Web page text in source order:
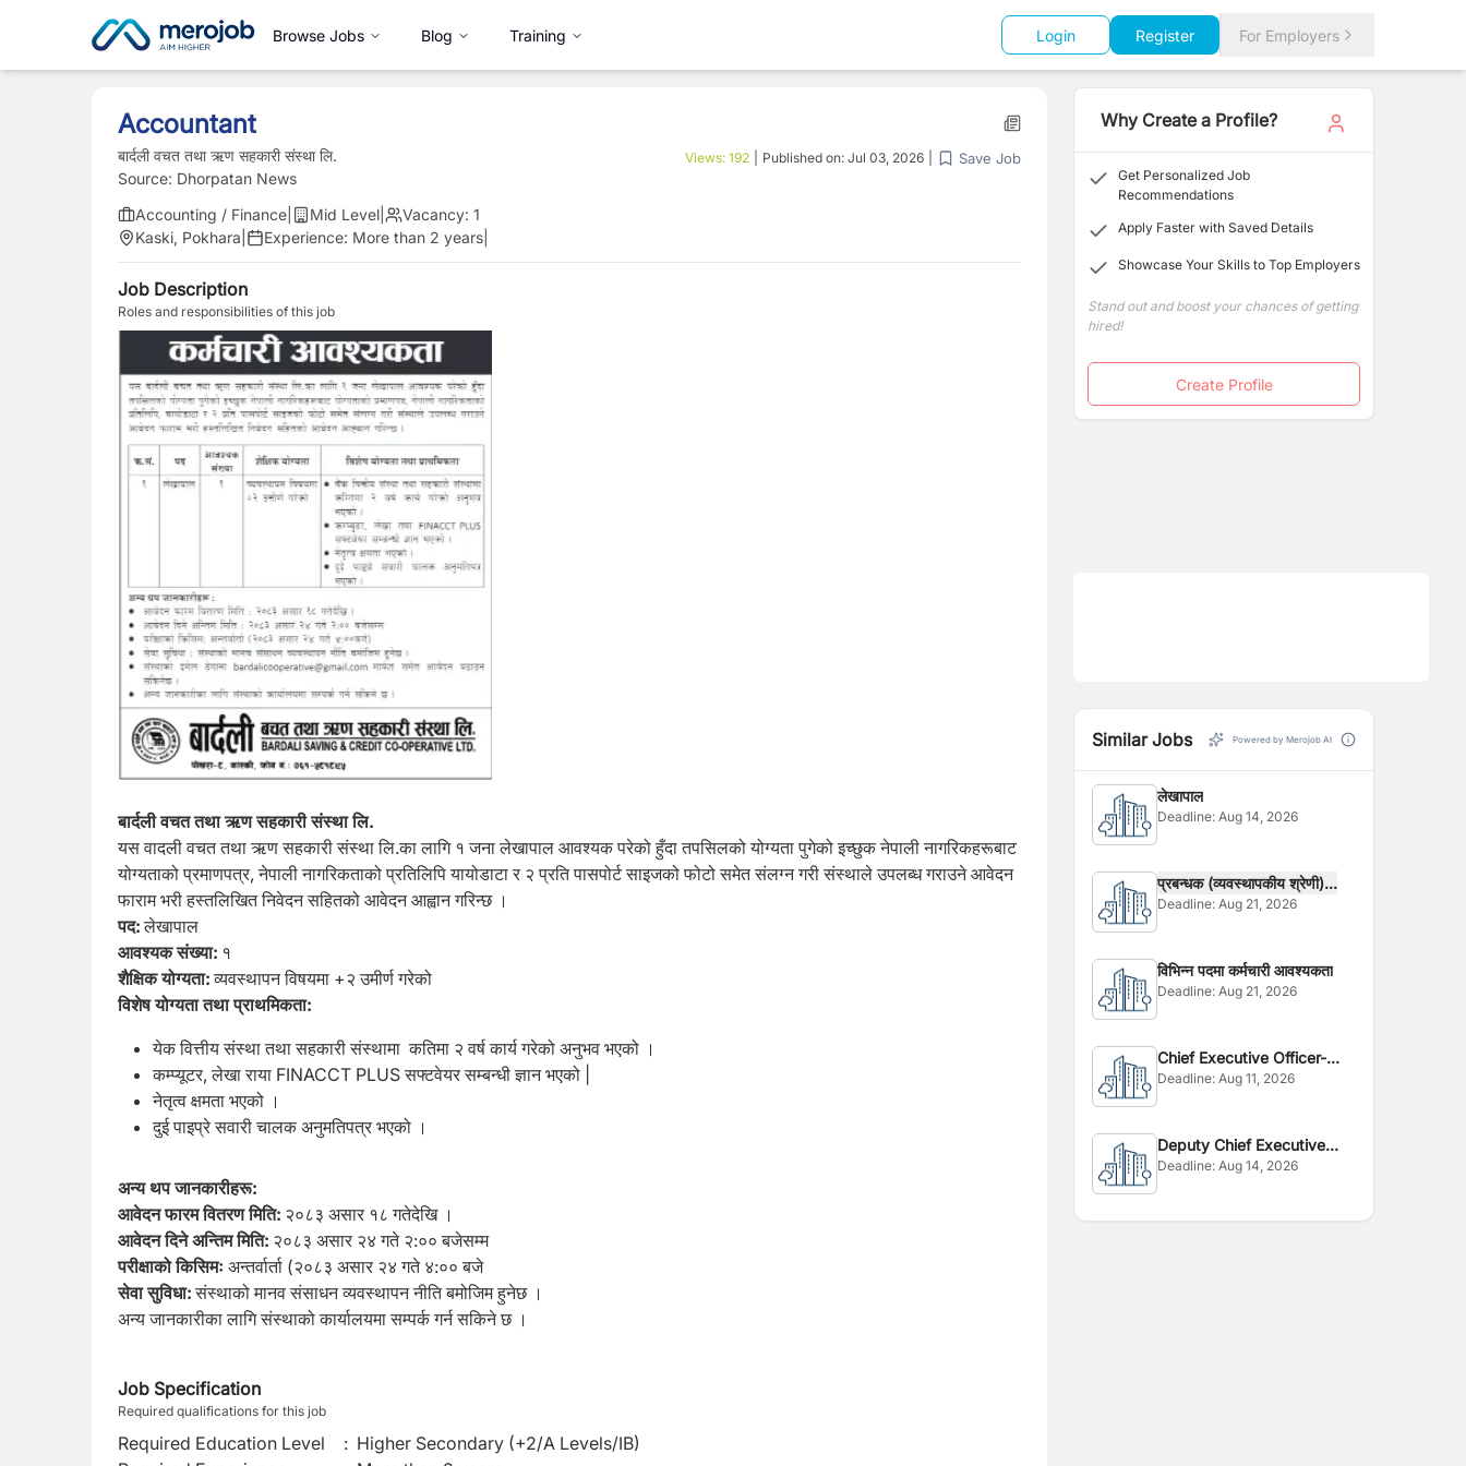
Browse Jobs Blog Training Login Register For Employers
Accountant
बार्दली वचत तथा ऋण सहकारी संस्था लि.
Source: Dhorpatan News
Views: 192 Published on: Jul 03, 2026 Save Job
Accounting / Finance Mid Level Vacancy: 1
Kaski, Pokhara
Experience: More than 2 years
Job Description
Roles and responsibilities of this job
बार्दली वचत तथा ऋण सहकारी संस्था लि.
यस वादली वचत तथा ऋण सहकारी संस्था लि.का लागि १ जना लेखापाल आवश्यक परेको हुँदा तपसिलको योग्यता पुगेको इच्छुक नेपाली नागरिकहरूबाट
योग्यताको प्रमाणपत्र, नेपाली नागरिकताको प्रतिलिपि यायोडाटा र २ प्रति पासपोर्ट साइजको फोटो समेत संलग्न गरी संस्थाले उपलब्ध गराउने आवेदन
फाराम भरी हस्तलिखित निवेदन सहितको आवेदन आह्वान गरिन्छ ।
पद:लेखापाल
आवश्यक संख्या: १
शैक्षिक योग्यता:व्यवस्थापन विषयमा +२ उमीर्ण गरेको
विशेष योग्यता तथा प्राथमिकता:
येक वित्तीय संस्था तथा सहकारी संस्थामा कतिमा २ वर्ष कार्य गरेको अनुभव भएको ।
कम्प्यूटर, लेखा राया FINACCT PLUS सफ्टवेयर सम्बन्धी ज्ञान भएको |
नेतृत्व क्षमता भएको ।
दुई पाइप्रे सवारी चालक अनुमतिपत्र भएको ।
अन्य थप जानकारीहरू:
आवेदन फारम वितरण मिति: २०८३ असार १८ गतेदेखि ।
आवेदन दिने अन्तिम मिति: २०८३ असार २४ गते २:०० बजेसम्म
परीक्षाको किसिमः अन्तर्वार्ता (२०८३ असार २४ गते ४:००बजे
सेवा सुविधा:संस्थाको मानव संसाधन व्यवस्थापन नीति बमोजिम हुनेछ ।
अन्य जानकारीका लागि संस्थाको कार्यालयमा सम्पर्क गर्न सकिने छ ।
Job Specification
Required qualifications for this job
Required Education Level : Higher Secondary (+2/A Levels/IB)
Why Create a Profile?
Get Personalized Job
Recommendations
Apply Faster with Saved Details
Showcase Your Skills to Top Employers
Stand out and boost your chances of getting
hired!
Create Profile
Similar Jobs Powered by Merojob AI
लेखापाल
Deadline:Aug 14, 2026
प्रबन्धक (व्यवस्थापकीय श्रेणी)...
Deadline:Aug 21, 2026
विभिन्न पदमा कर्मचारी आवश्यकता
Deadline:Aug 21, 2026
Chief Executive Officer-
CEO
Deadline:Aug 11, 2026
Deputy Chief Executive
Officer
Deadline:Aug 14, 2026